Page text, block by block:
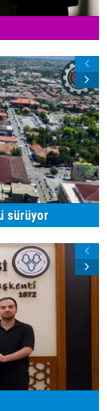
sürüyor